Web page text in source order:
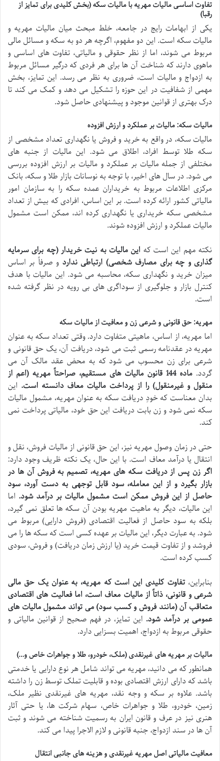
تفاوت اساسی مالیات مهریه با مالیات سکه (بخش کلیدی برای تمایز از
رقبا)
یکی از ابهامات رایج در جامعه، خلط مبحث میان مالیات مهریه و
مالیات سکه است. این دو مفهوم، اگرچه هر دو به سکه و مسائل مالی
مربوط می شوند، اما از نظر حقوقی و مالیاتی، تفاوت های اساسی و
ماهوی دارند که شناخت آن ها برای هر فردی که درگیر مسائل مربوط
به ازدواج و مالیات است، ضروری به نظر می رسد. این تمایز، بخش
مهمی از شفافیت در این حوزه را تشکیل می دهد و کمک می کند تا
درک بهتری از قوانین موجود و پیشنهادی حاصل شود.
مالیات سکه: مالیات بر عملکرد و ارزش افزوده
مالیات سکه، در واقع به خرید و فروش یا نگهداری تعداد مشخصی از
سکه طلا توسط افراد، اطلاق می شود. این مالیات از جنبه های
مختلفی از جمله مالیات بر عملکرد و مالیات بر ارزش افزوده بررسی
می شود. در سال های اخیر، با توجه به نوسانات بازار طلا و سکه، بانک
مرکزی اطلاعات مربوط به خریداران عمده سکه را به سازمان امور
مالیاتی کشور ارائه کرده است. بر این اساس، افرادی که بیش از تعداد
مشخصی سکه خریداری یا نگهداری کرده اند، ممکن است مشمول
مالیات عملکرد و ارزش افزوده شوند.
نکته مهم این است که این مالیات به نیت خریدار (چه برای سرمایه
گذاری و چه برای مصارف شخصی) ارتباطی ندارد و صرفاً بر اساس
میزان خرید و نگهداری سکه، محاسبه می شود. این مالیات با هدف
کنترل بازار و جلوگیری از سوداگری های بی رویه در نظر گرفته شده
است.
مهریه: حق قانونی و شرعی زن و معافیت از مالیات سکه
اما مهریه، از اساس، ماهیتی متفاوت دارد. وقتی تعداد سکه به عنوان
مهریه در عقدنامه رسمی ثبت می شود، دریافت آن، یک حق قانونی و
شرعی برای زن محسوب می شود که به محض عقد مالک آن می
گردد.
ماده 144 قانون مالیات های مستقیم، صراحتاً مهریه (اعم از
منقول و غیرمنقول) را از پرداخت مالیات معاف دانسته است. این
بدان معناست که خودِ دریافت سکه به عنوان مهریه، مشمول مالیات
سکه نمی شود و زن بابت دریافت این حق خود، مالیاتی پرداخت نمی
کند.
حتی در زمان وصول مهریه نیز، این حق قانونی از مالیات فروش، نقل و
انتقال یا درآمد معاف است. با این حال، یک نکته ظریف وجود دارد:
اگر زن پس از دریافت سکه های مهریه، تصمیم به فروش آن ها در
بازار بگیرد و از این معامله، سود قابل توجهی به دست آورد، سود
حاصل از این فروش ممکن است مشمول مالیات بر درآمد شود. اما
این مالیات، دیگر به ماهیت مهریه بودن آن سکه ها تعلق نمی گیرد،
بلکه به سود حاصل از فعالیت اقتصادی (فروش دارایی) مربوط می
شود. به عبارت دیگر، این مالیات بر عهده کسی است که سکه ها را می
فروشد و از تفاوت قیمت خرید (یا ارزش زمان دریافت) و فروش، سودی
کسب کرده است.
بنابراین،تفاوت کلیدی این است که مهریه، به عنوان یک حق مالی
شرعی و قانونی، ذاتاً از مالیات معاف است، اما فعالیت های اقتصادی
متعاقب آن (مانند فروش و کسب سود) می تواند مشمول مالیات های
عمومی بر درآمد شود. این تمایز، در فهم صحیح از قوانین مالیاتی و
حقوقی مربوط به ازدواج، اهمیت بسزایی دارد.
مالیات بر مهریه های غیرنقدی (ملک، خودرو، طلا و جواهرات خاص و…)
همانطور که می دانید، مهریه می تواند شامل هر نوع دارایی یا خدمتی
باشد که دارای ارزش اقتصادی بوده و قابلیت تملک توسط زن را داشته
باشد. علاوه بر سکه و وجه نقد، مهریه های غیرنقدی نظیر ملک،
زمین، خودرو، طلا و جواهرات خاص، سهام شرکت ها، یا حتی آثار
هنری نیز در عرف و قانون ایران به رسمیت شناخته می شوند و ثبت
آن ها در سند ازدواج، جنبه قانونی و لازم الاجرا پیدا می کند.
معافیت مالیاتی اصل مهریه غیرنقدی و هزینه های جانبی انتقال